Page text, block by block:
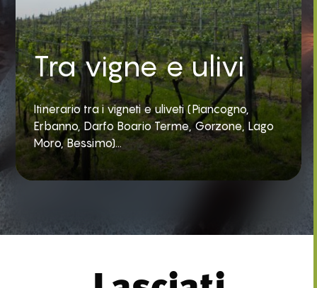
Tra vigne e ulivi
Itinerario tra i vigneti e uliveti (Piancogno,
Erbanno, Darfo Boario Terme, Gorzone, Lago
Moro, Bessimo)...